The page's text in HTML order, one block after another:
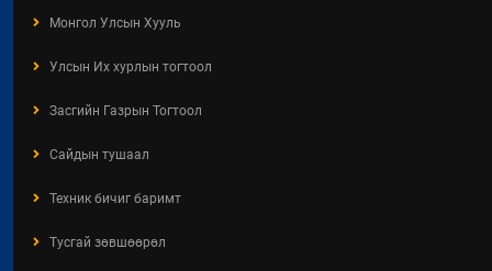
Монгол Улсын Хууль
Улсын Их хурлын тогтоол
Засгийн Газрын Тогтоол
Сайдын тушаал
Техник бичиг баримт
Тусгай зөвшөөрөл